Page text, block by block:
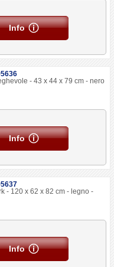
Info
- 43 x 44 x 79 cm - nero
Info
- 120 x 62 x 82 cm - legno -
Info